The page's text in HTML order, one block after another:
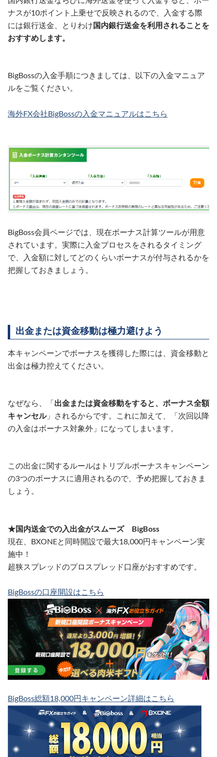
ナスが10ポイント上乗せで反映されるので、入金する際
には銀行送金、とりわけ 国内銀行送金を利用されることを
おすすめします。
BigBossの入金手順につきましては、以下の入金マニュア
ルをご覧ください。
海外FX会社BigBossの入金マニュアルはこちら
BigBoss会員ページでは、現在ボーナス計算ツールが用意
されています。実際に入金プロセスをされるタイミング
で、入金額に対してどのくらいボーナスが付与されるかを
把握しておきましょう。
出金または資金移動は極力避けよう
本キャンペーンでボーナスを獲得した際には、資金移動と
出金は極力控えてください。
なぜなら、「 出金または資金移動をすると、ボーナス全額
キャンセル」されるからです。これに加えて、「次回以降
の入金はボーナス対象外」になってしまいます。
この出金に関するルールはトリプルボーナスキャンペーン
の3つのボーナスに適用されるので、予め把握しておきま
しょう。
★国内送金での入出金がスムーズ
BigBoss
現在、BXONEと同時開設で最大18,000円キャンペーン実
施中！
超狭スプレッドのプロスプレッド口座がおすすめです。
BigBossの口座開設はこちら
BigBoss総額18,000円キャンペーン詳細はこちら